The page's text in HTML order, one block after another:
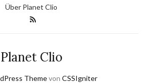
Über Planet Clio
Planet Clio
Themevon CSSIgniter